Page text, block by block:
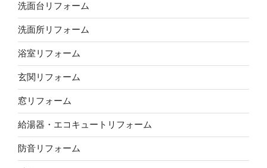
洗面台リフォーム
洗面所リフォーム
浴室リフォーム
玄関リフォーム
窓リフォーム
給湯器・エコキュートリフォーム
防音リフォーム